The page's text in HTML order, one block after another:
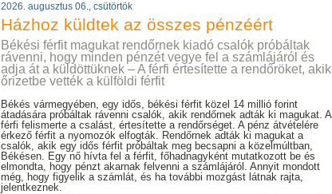
2026. augusztus 06., csütörtök
Házhoz küldtek az összes pénzéért
Békési férfit magukat rendőrnek kiadó csalók próbáltak
rávenni, hogy minden pénzét vegye fel a számlájáról és
adja át a küldöttüknek – A férfi értesítette a rendőröket, akik
őrizetbe vették a külföldi férfit
Békés vármegyében, egy idős, békési férfit közel 14 millió forint
átadására próbáltak rávenni csalók, akik rendőrnek adták ki magukat. A
férfi felismerte a csalást, értesítette a rendőrséget. A pénz átvételére
érkező férfit a nyomozók elfogták. Rendőrnek adták ki magukat a
csalók, akik egy idős férfit próbáltak meg becsapni a közelmúltban,
Békésen. Egy nő hívta fel a férfit, főhadnagyként mutatkozott be és
elmondta, hogy pénzt akarnak felvenni a számlájáról. Annyit mondott
még, hogy figyelik a számlát, és ha további mozgást látnak rajta,
jelentkeznek.